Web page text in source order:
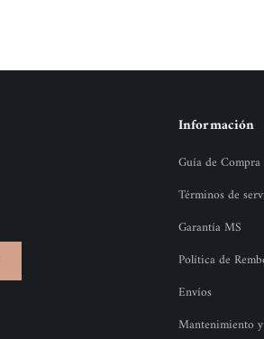
Información
Guía de Compra
Términos de
Garantía MS
Política de
Envíos
Mantenimiento